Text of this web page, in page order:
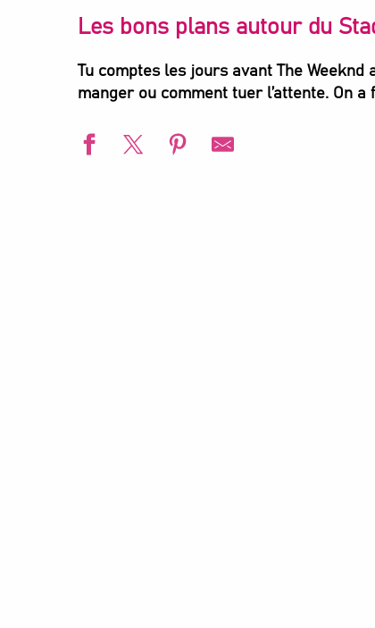
Les bons plans autour du
Tu comptes les jours avant The
manger ou comment tuer l’attente. On